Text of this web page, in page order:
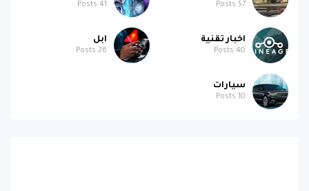
57
41
اخبار تقنية
40
ابل
26
سيارات
10